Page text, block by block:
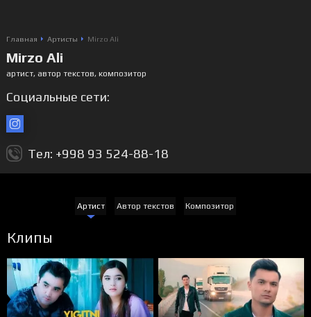
Главная Артисты Mirzo Ali
Mirzo Ali
артист, автор текстов, композитор
Социальные сети:
Тел: +998 93 524-88-18
Артист Автор текстов Композитор
Клипы